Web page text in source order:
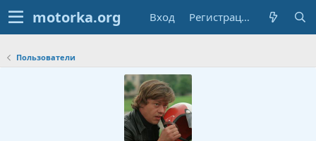
Вход Регистрация
Пользователи